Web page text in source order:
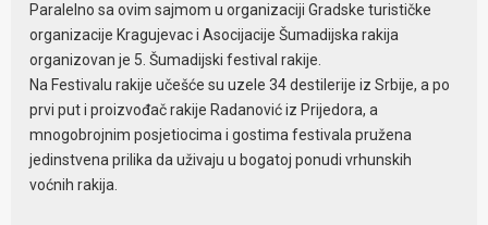
Paralelno sa ovim sajmom u organizaciji Gradske turističke
organizacije Kragujevac i Asocijacije Šumadijska rakija
organizovan je 5. Šumadijski festival rakije.
Na Festivalu rakije učešće su uzele 34 destilerije iz Srbije, a po
prvi put i proizvođač rakije Radanović iz Prijedora, a
mnogobrojnim posjetiocima i gostima festivala pružena
jedinstvena prilika da uživaju u bogatoj ponudi vrhunskih
voćnih rakija.